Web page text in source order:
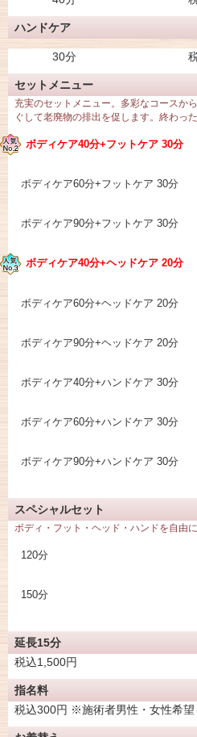
ハンドケア
30分
セットメニュー
充実のセットメニュー。多彩なコースか
ぐして老廃物の排出を促します。終わっ
ボディケア40分+フットケア 30分
ボディケア60分+フットケア 30分
ボディケア90分+フットケア 30分
ボディケア40分+ヘッドケア 20分
ボディケア60分+ヘッドケア 20分
ボディケア90分+ヘッドケア 20分
ボディケア40分+ハンドケア 30分
ボディケア60分+ハンドケア 30分
ボディケア90分+ハンドケア 30分
スペシャルセット
ボディ・フット・ヘッド・ハンドを自由
120分
150分
延長15分
税込1,500円
指名料
税込300円 ※施術者男性・女性希望